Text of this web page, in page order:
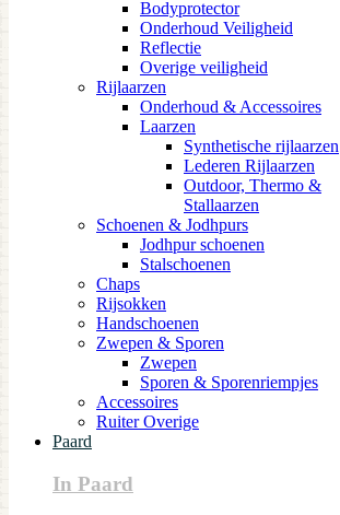
Bodyprotector
Onderhoud Veiligheid
Reflectie
Overige veiligheid
Rijlaarzen
Onderhoud & Accessoires
Laarzen
Synthetische rijlaarzen
Lederen Rijlaarzen
Outdoor, Thermo &
Stallaarzen
Schoenen & Jodhpurs
Jodhpur schoenen
Stalschoenen
Chaps
Rijsokken
Handschoenen
Zwepen & Sporen
Zwepen
Sporen & Sporenriempjes
Accessoires
Ruiter Overige
Paard
In Paard